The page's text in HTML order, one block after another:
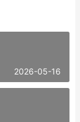
2026-05-16